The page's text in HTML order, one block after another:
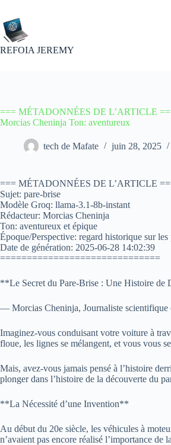
contenu
REFOIA JEREMY
=== MÉTADONNÉES DE L’ARTICLE
Morcias Cheninja Ton: aventureux
tech de Mafate juin 28, 2025
=== MÉTADONNÉES DE L’ARTICLE
Sujet: pare-brise
Modèle Groq: llama-3.1-8b-instant
Rédacteur: Morcias Cheninja
Ton: aventureux et épique
Époque/Perspective: regard historique sur
Date de génération: 2025-06-28 14:02:39
==============================
**Le Secret du Pare-Brise : Une Histoire de
— Morcias Cheninja, Journaliste scientifique
Imaginez-vous conduisant votre voiture à
floue, les lignes se mélangent, et vous vous
Mais, avez-vous jamais pensé à l’histoire
plonger dans l’histoire de la découverte du
**La Nécessité d’une Invention**
Au début du 20e siècle, les véhicules à
n’avaient pas encore réalisé l’importance